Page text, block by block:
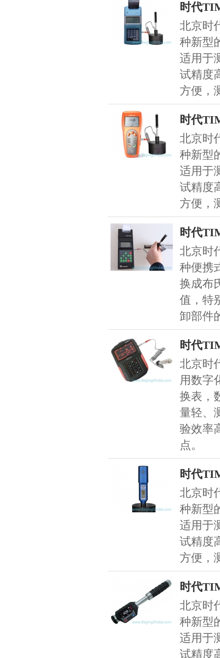
时代
北京时
种新型
适用于
试精度
方便，
时代
北京时
种新型
适用于
试精度
方便，
时代
北京时
种便携
换成布
值，特
卸部件
时代
北京时
用数字
换表，
量轻、
验效率
点。
时代
北京时
种新型
适用于
试精度
方便，
时代
北京时
种新型
适用于
试精度